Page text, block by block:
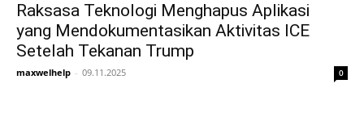
Raksasa Teknologi Menghapus Aplikasi
yang Mendokumentasikan Aktivitas ICE
Setelah Tekanan Trump
maxwelhelp - 09.11.2025 0